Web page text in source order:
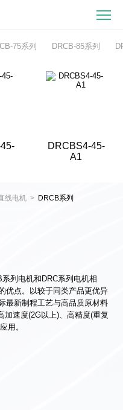
75系列 DRCB-85系列
DRCBS4-45-
A1
线电机 > DRCB系列
列电机和DRC系列电机相
优点。以较于同类产品更优异
最新制程工艺与高品质原材料
加速度(2G以上)、高精度(重复
用。